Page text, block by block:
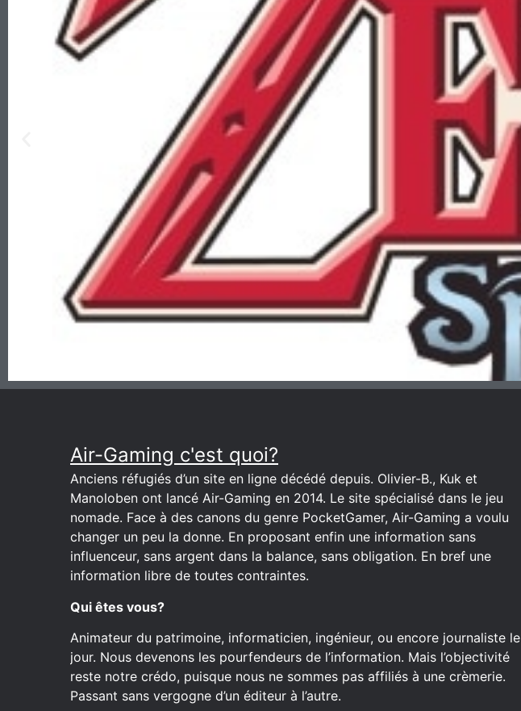
Air-Gaming c'est quoi?
Anciens réfugiés d’un site en ligne décédé depuis. Olivier-B., Kuk et
Manoloben ont lancé Air-Gaming en 2014. Le site spécialisé dans le jeu
nomade. Face à des canons du genre PocketGamer, Air-Gaming a voulu
changer un peu la donne. En proposant enfin une information sans
influenceur, sans argent dans la balance, sans obligation. En bref une
information libre de toutes contraintes.
Qui êtes vous?
Animateur du patrimoine, informaticien, ingénieur, ou encore journaliste le
jour. Nous devenons les pourfendeurs de l’information. Mais l’objectivité
reste notre crédo, puisque nous ne sommes pas affiliés à une crèmerie.
Passant sans vergogne d’un éditeur à l’autre.